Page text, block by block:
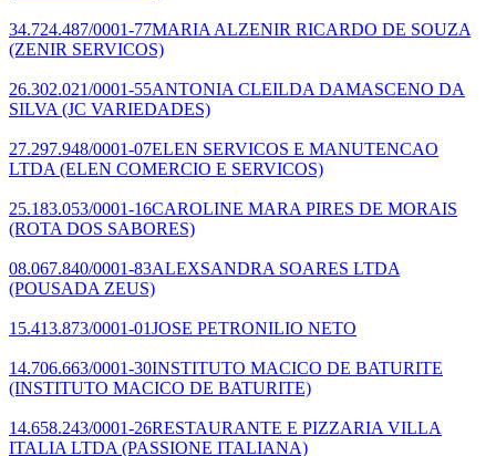
34.724.487/0001-77MARIA ALZENIR RICARDO DE SOUZA
(ZENIR SERVICOS)
26.302.021/0001-55ANTONIA CLEILDA DAMASCENO DA
SILVA (JC VARIEDADES)
27.297.948/0001-07ELEN SERVICOS E MANUTENCAO
LTDA (ELEN COMERCIO E SERVICOS)
25.183.053/0001-16CAROLINE MARA PIRES DE MORAIS
(ROTA DOS SABORES)
08.067.840/0001-83ALEXSANDRA SOARES LTDA
(POUSADA ZEUS)
15.413.873/0001-01JOSE PETRONILIO NETO
14.706.663/0001-30INSTITUTO MACICO DE BATURITE
(INSTITUTO MACICO DE BATURITE)
14.658.243/0001-26RESTAURANTE E PIZZARIA VILLA
ITALIA LTDA (PASSIONE ITALIANA)